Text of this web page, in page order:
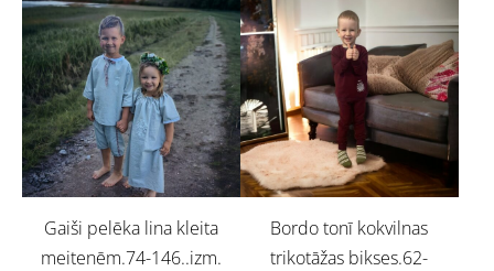
Gaiši pelēka lina kleita
meitenēm.74-146..izm.
Bordo tonī kokvilnas
trikotāžas bikses.62-